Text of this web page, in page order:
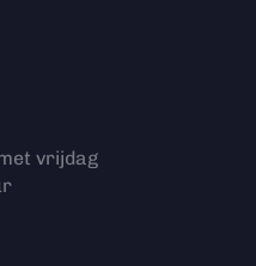
vrijdag